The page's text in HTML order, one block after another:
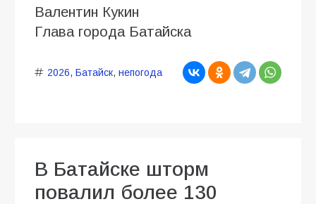
Валентин Кукин
Глава города Батайска
2026, Батайск, непогода
В Батайске шторм
повалил более 130